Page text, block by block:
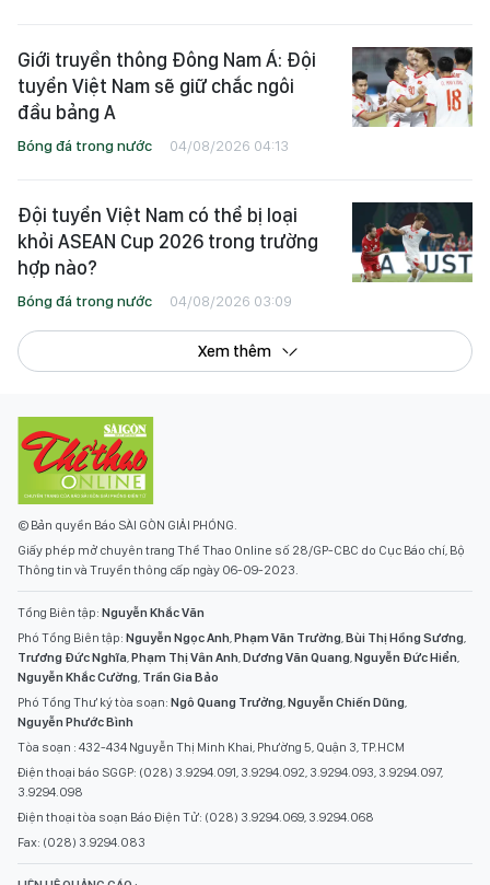
Giới truyền thông Đông Nam Á: Đội
tuyển Việt Nam sẽ giữ chắc ngôi
đầu bảng A
Bóng đá trong nước 04/08/2026 04:13
Đội tuyển Việt Nam có thể bị loại
khỏi ASEAN Cup 2026 trong trường
hợp nào?
Bóng đá trong nước 04/08/2026 03:09
Xem thêm
© Bản quyền Báo SÀI GÒN GIẢI PHÓNG.
Giấy phép mở chuyên trang Thể Thao Online số 28/GP-CBC do Cục Báo chí, Bộ
Thông tin và Truyền thông cấp ngày 06-09-2023.
Tổng Biên tập: Nguyễn Khắc Văn
Phó Tổng Biên tập: Nguyễn Ngọc Anh Phạm Văn Trường Bùi Thị Hồng Sương
Trương Đức Nghĩa Phạm Thị Vân Anh Dương Văn Quang Nguyễn Đức Hiển
Nguyễn Khắc Cường Trần Gia Bảo
Phó Tổng Thư ký tòa soạn: Ngô Quang Trưởng Nguyễn Chiến Dũng
Nguyễn Phước Bình
Tòa soạn : 432-434 Nguyễn Thị Minh Khai, Phường 5, Quận 3, TP.HCM
Điện thoại báo SGGP: (028) 3.9294.091, 3.9294.092, 3.9294.093, 3.9294.097,
3.9294.098
Điện thoại tòa soạn Báo Điện Tử: (028) 3.9294.069, 3.9294.068
Fax: (028) 3.9294.083